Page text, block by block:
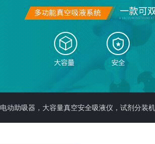
电动助吸器，大容量真空安全吸液仪，试剂分装